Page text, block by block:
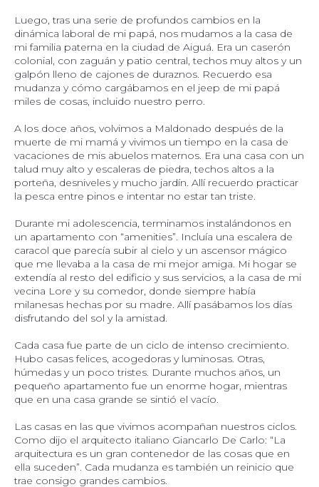
Luego, tras una serie de profundos cambios en la
dinámica laboral de mi papá, nos mudamos a la casa de
mi familia paterna en la ciudad de Aiguá. Era un caserón
colonial, con zaguán y patio central, techos muy altos y un
galpón lleno de cajones de duraznos. Recuerdo esa
mudanza y cómo cargábamos en el jeep de mi papá
miles de cosas, incluido nuestro perro.
A los doce años, volvimos a Maldonado después de la
muerte de mi mamá y vivimos un tiempo en la casa de
vacaciones de mis abuelos maternos. Era una casa con un
talud muy alto y escaleras de piedra, techos altos a la
porteña, desniveles y mucho jardín. Allí recuerdo practicar
la pesca entre pinos e intentar no estar tan triste.
Durante mi adolescencia, terminamos instalándonos en
un apartamento con “amenities”. Incluía una escalera de
caracol que parecía subir al cielo y un ascensor mágico
que me llevaba a la casa de mi mejor amiga. Mi hogar se
extendía al resto del edificio y sus servicios, a la casa de mi
vecina Lore y su comedor, donde siempre había
milanesas hechas por su madre. Allí pasábamos los días
disfrutando del sol y la amistad.
Cada casa fue parte de un ciclo de intenso crecimiento.
Hubo casas felices, acogedoras y luminosas. Otras,
húmedas y un poco tristes. Durante muchos años, un
pequeño apartamento fue un enorme hogar, mientras
que en una casa grande se sintió el vacío.
Las casas en las que vivimos acompañan nuestros ciclos.
Como dijo el arquitecto italiano Giancarlo De Carlo: “La
arquitectura es un gran contenedor de las cosas que en
ella suceden”. Cada mudanza es también un reinicio que
trae consigo grandes cambios.